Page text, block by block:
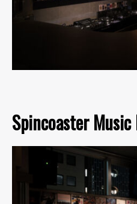
Spincoaster Music